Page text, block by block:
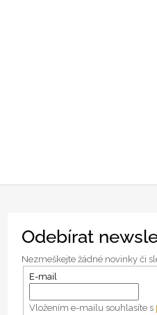
Odebírat
Nezmeškejte žádné novinky či
E-mail
Vložením e-mailu souhlasíte s